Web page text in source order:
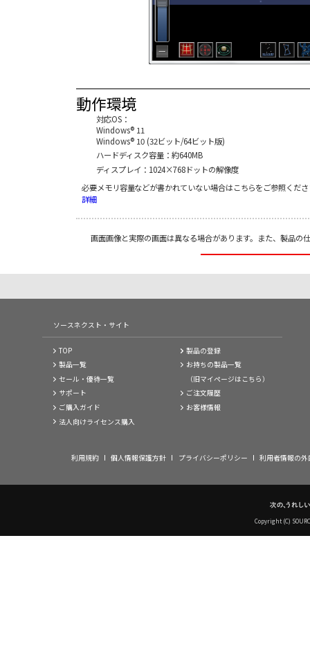
動作環境
対応OS：
Windows® 11
Windows® 10 (32ビット/64ビット版)
ハードディスク容量：約640MB
ディスプレイ：1024×768ドットの解像度
必要メモリ容量などが書かれていない場合はこちらをご参照くだ
詳細
画面画像と実際の画面は異なる場合があります。また、製品
ソースネクスト・サイト
TOP
製品一覧
セール・優待一覧
サポート
ご購入ガイド
法人向けライセンス購入
製品の登録
お持ちの製品一覧
（旧マイページはこちら）
ご注文履歴
お客様情報
利用規約 個人情報保護方針 プライバシーポリシー 利用者情報の
Copyright (C)